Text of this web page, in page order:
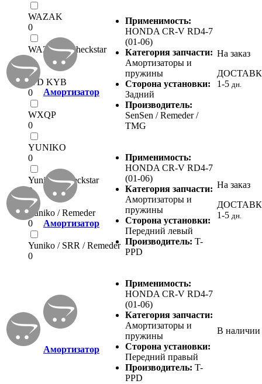
WAZAK
0
WAZAK / Checkstar
0
WD KYB
0
WXQP
0
YUNIKO
0
Yuniko / Checkstar
0
Yuniko / Remeder
0
Yuniko / SRR / Remeder
0
Амортизатор
Применимость:
HONDA CR-V RD4-7
(01-06)
Категория запчасти:
Амортизаторы и
пружины
Сторона установки:
Задний
Производитель:
SenSen / Remeder /
TMG
На заказ
1-5 дн.
Амортизатор
Применимость:
HONDA CR-V RD4-7
(01-06)
Категория запчасти:
Амортизаторы и
пружины
Сторона установки:
Передний левый
Производитель: T-
PPD
На заказ
1-5 дн.
Амортизатор
Применимость:
HONDA CR-V RD4-7
(01-06)
Категория запчасти:
Амортизаторы и
пружины
Сторона установки:
Передний правый
Производитель: T-
PPD
В наличии